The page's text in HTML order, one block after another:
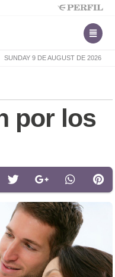
SUNDAY 9 DE AUGUST DE 2026
por los